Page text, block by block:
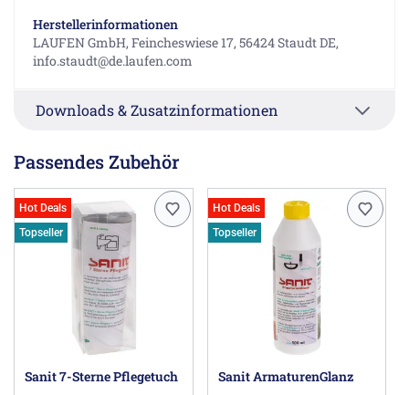
Herstellerinformationen
LAUFEN GmbH, Feincheswiese 17, 56424 Staudt DE,
info.staudt@de.laufen.com
Downloads & Zusatzinformationen
Passendes Zubehör
Hot Deals
Topseller
Sanit 7-Sterne Pflegetuch
Hot Deals
Topseller
Sanit ArmaturenGlanz